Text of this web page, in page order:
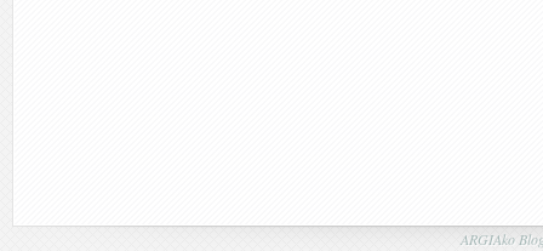
ARGIAko